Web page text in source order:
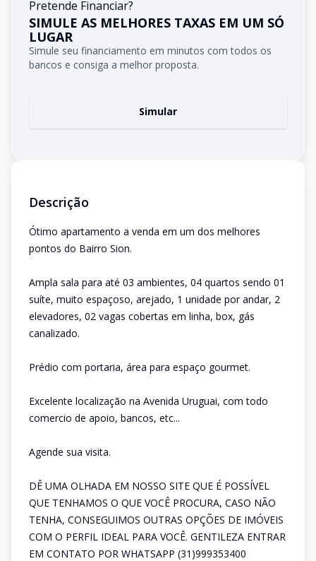
Pretende Financiar?
SIMULE AS MELHORES TAXAS EM UM SÓ
LUGAR
Simule seu financiamento em minutos com todos os
bancos e consiga a melhor proposta.
Simular
Descrição
Ótimo apartamento a venda em um dos melhores
pontos do Bairro Sion.
Ampla sala para até 03 ambientes, 04 quartos sendo 01
suíte, muito espaçoso, arejado, 1 unidade por andar, 2
elevadores, 02 vagas cobertas em linha, box, gás
canalizado.
Prédio com portaria, área para espaço gourmet.
Excelente localização na Avenida Uruguai, com todo
comercio de apoio, bancos, etc...
Agende sua visita.
DÊ UMA OLHADA EM NOSSO SITE QUE É POSSÍVEL
QUE TENHAMOS O QUE VOCÊ PROCURA, CASO NÃO
TENHA, CONSEGUIMOS OUTRAS OPÇÕES DE IMÓVEIS
COM O PERFIL IDEAL PARA VOCÊ. GENTILEZA ENTRAR
EM CONTATO POR WHATSAPP (31)999353400